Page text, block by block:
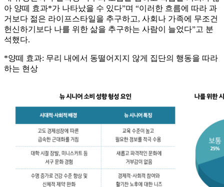
아 양떼 효과*가 나타났을 수 있다”며 “이러한 흐름에 따라 과
거보다 젊은 라이프스타일을 추구하고, 사회나 가족에 무조건
헌신하기보다 나를 위한 삶을 추구하는 사람이 늘었다”고 분
석했다.
*양떼 효과: 무리 내에서 동떨어지지 않게 집단의 행동을 따라
하는 현상